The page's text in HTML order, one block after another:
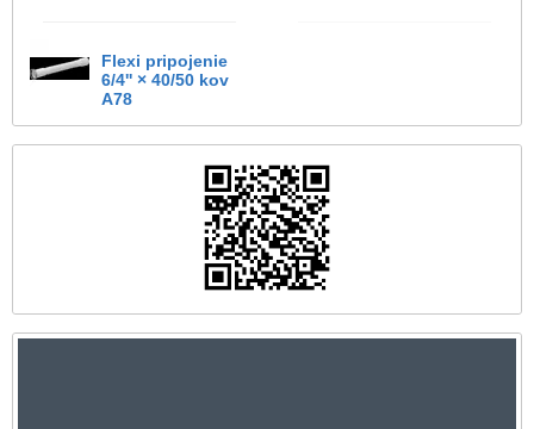
Flexi pripojenie
6/4'' × 40/50 kov
A78